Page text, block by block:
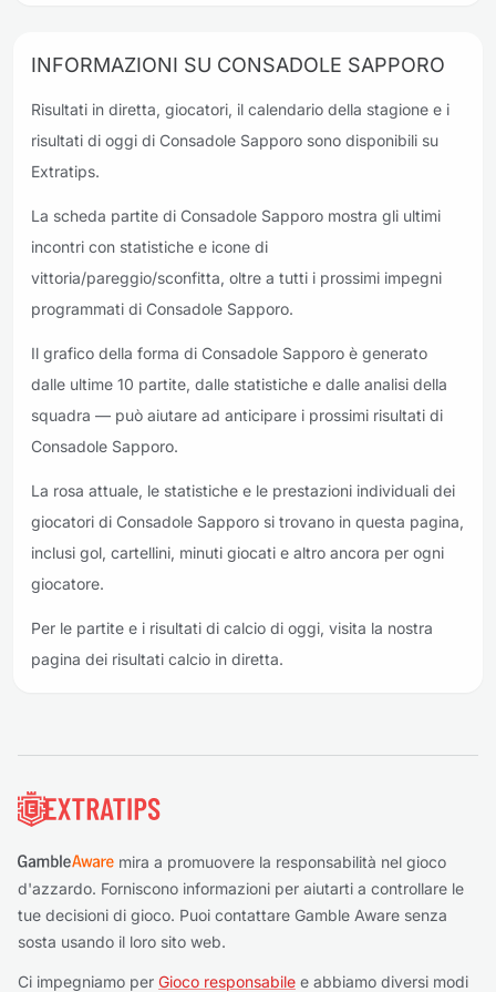
INFORMAZIONI SU CONSADOLE SAPPORO
Risultati in diretta, giocatori, il calendario della stagione e i
risultati di oggi di Consadole Sapporo sono disponibili su
Extratips.
La scheda partite di Consadole Sapporo mostra gli ultimi
incontri con statistiche e icone di
vittoria/pareggio/sconfitta, oltre a tutti i prossimi impegni
programmati di Consadole Sapporo.
Il grafico della forma di Consadole Sapporo è generato
dalle ultime 10 partite, dalle statistiche e dalle analisi della
squadra — può aiutare ad anticipare i prossimi risultati di
Consadole Sapporo.
La rosa attuale, le statistiche e le prestazioni individuali dei
giocatori di Consadole Sapporo si trovano in questa pagina,
inclusi gol, cartellini, minuti giocati e altro ancora per ogni
giocatore.
Per le partite e i risultati di calcio di oggi, visita la nostra
pagina dei risultati calcio in diretta.
mira a promuovere la responsabilità nel gioco
d'azzardo. Forniscono informazioni per aiutarti a controllare le
tue decisioni di gioco. Puoi contattare Gamble Aware senza
sosta usando il loro sito web.
Ci impegniamo per Gioco responsabile e abbiamo diversi modi